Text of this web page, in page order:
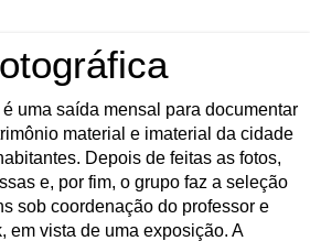
uma saída mensal para documentar
material e imaterial da cidade
Depois de feitas as fotos,
e, por fim, o grupo faz a seleção
sob coordenação do professor e
em vista de uma exposição. A